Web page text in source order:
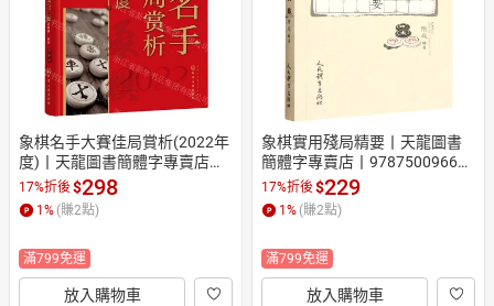
象棋名手大賽佳局賞析(2022年
度)丨天龍圖書簡體字專賣店丨
9787122430137 (tl2605)
17%折後$298
1 % (賺2點)
滿799免運
放入購物車
象棋實用殘局精要丨天龍圖書
簡體字專賣店丨978750096617
3 (tl2603)
17%折後$229
1 % (賺2點)
滿799免運
放入購物車